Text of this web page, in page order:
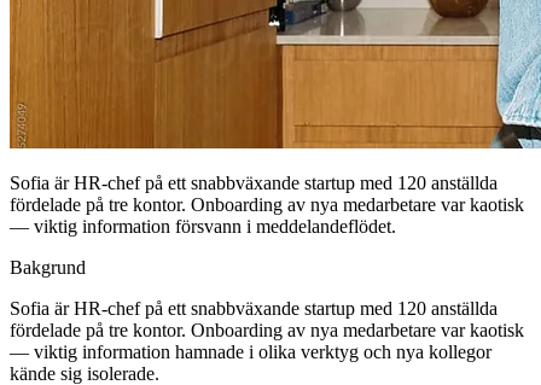
Sofia är HR-chef på ett snabbväxande startup med 120 anställda
fördelade på tre kontor. Onboarding av nya medarbetare var kaotisk
— viktig information försvann i meddelandeflödet.
Bakgrund
Sofia är HR-chef på ett snabbväxande startup med 120 anställda
fördelade på tre kontor. Onboarding av nya medarbetare var kaotisk
— viktig information hamnade i olika verktyg och nya kollegor
kände sig isolerade.